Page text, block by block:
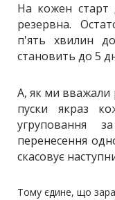
На кожен старт
резервна.
п'ять хвилин
становить до 5
А, як ми вважали
пуски якраз
угруповання
перенесення
скасовує
Тому єдине, що